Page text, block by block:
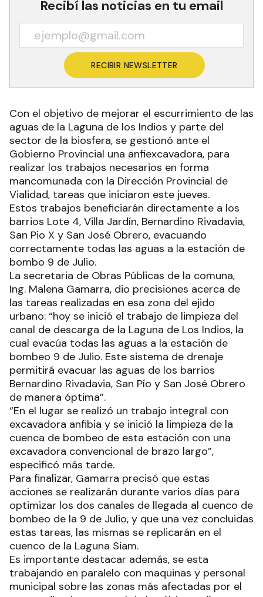
Recibí las noticias en tu email
RECIBIR NEWSLETTER
Con el objetivo de mejorar el escurrimiento de las
aguas de la Laguna de los Indios y parte del
sector de la biosfera, se gestionó ante el
Gobierno Provincial una anfiexcavadora, para
realizar los trabajos necesarios en forma
mancomunada con la Dirección Provincial de
Vialidad, tareas que iniciaron este jueves.
Estos trabajos beneficiarán directamente a los
barrios Lote 4, Villa Jardín, Bernardino Rivadavia,
San Pio X y San José Obrero, evacuando
correctamente todas las aguas a la estación de
bombo 9 de Julio.
La secretaria de Obras Públicas de la comuna,
Ing. Malena Gamarra, dio precisiones acerca de
las tareas realizadas en esa zona del ejido
urbano: “hoy se inició el trabajo de limpieza del
canal de descarga de la Laguna de Los Indios, la
cual evacúa todas las aguas a la estación de
bombeo 9 de Julio. Este sistema de drenaje
permitirá evacuar las aguas de los barrios
Bernardino Rivadavia, San Pío y San José Obrero
de manera óptima”.
“En el lugar se realizó un trabajo integral con
excavadora anfibia y se inició la limpieza de la
cuenca de bombeo de esta estación con una
excavadora convencional de brazo largo”,
especificó más tarde.
Para finalizar, Gamarra precisó que estas
acciones se realizarán durante varios días para
optimizar los dos canales de llegada al cuenco de
bombeo de la 9 de Julio, y que una vez concluidas
estas tareas, las mismas se replicarán en el
cuenco de la Laguna Siam.
Es importante destacar además, se esta
trabajando en paralelo con maquinas y personal
municipal sobre las zonas más afectadas por el